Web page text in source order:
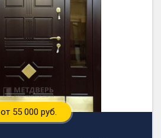
от 55 000 руб.